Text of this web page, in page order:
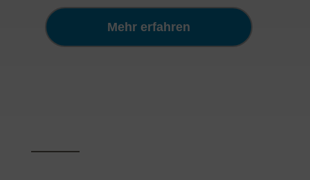
Mehr erfahren